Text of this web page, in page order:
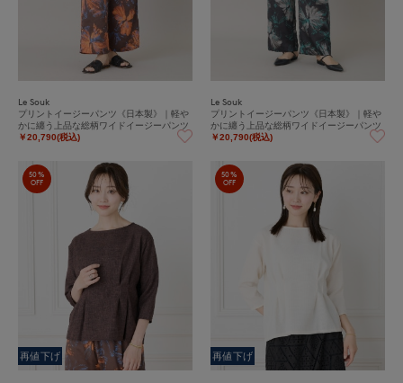
Le Souk
プリントイージーパンツ《日本製》｜軽や
かに纏う上品な総柄ワイドイージーパンツ
￥20,790(税込)
Le Souk
プリントイージーパンツ《日本製》｜軽や
かに纏う上品な総柄ワイドイージーパンツ
￥20,790(税込)
50%
OFF
再値下げ
50%
OFF
再値下げ